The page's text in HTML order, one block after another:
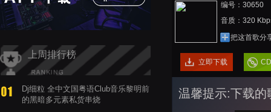
上周排行榜
Dj细粒 全中文国粤语Club音乐黎明前
的黑暗多元素私货串烧
编号：30650
音质：320
把这首歌分
立即下载
温馨提示:下载的